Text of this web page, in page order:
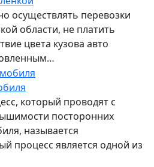
осуществлять перевозки
области, не платить
цвета кузова авто
который проводят с
посторонних
называется
процесс является одной из